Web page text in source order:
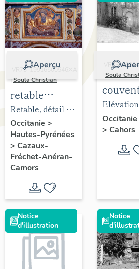
Aperçu
IVR73_19916500546XA
|Soula Christian
retable
(retable
architecturé,
retable à
ailes), du
maître-autel
Retable, détail de
la figure de Dieu
le Père.
Occitanie >
Hautes-Pyrénées
> Cazaux-
Fréchet-Anéran-
Camors
Soula
Notre-
dit la
Lot,
l'avant-
gauche (
Occitanie
> Cahors
Notice
d'illustration
Notice